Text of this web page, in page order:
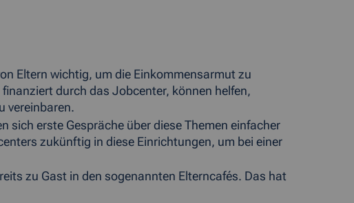
Eltern wichtig, um die Einkommensarmut zu
durch das Jobcenter, können helfen,
vereinbaren.
sich erste Gespräche über diese Themen einfacher
zukünftig in diese Einrichtungen, um bei einer
zu Gast in den sogenannten Elterncafés. Das hat